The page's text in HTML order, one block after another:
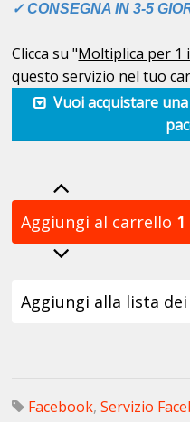
✓ CONSEGNA IN 3-5
Clicca su "Moltiplica per 1
questo servizio nel tuo
Vuoi acquistare
Aggiungi al carrello 1
Aggiungi alla lista
Facebook, Servizio